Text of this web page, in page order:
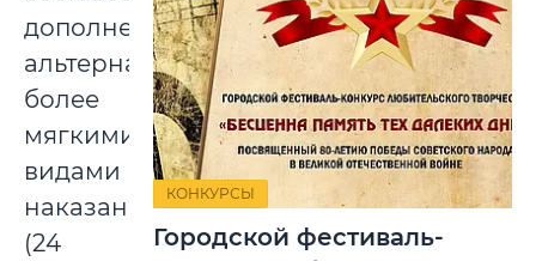
дополнены
альтернативными
более
мягкими
видами
наказаний
(24
КОНКУРСЫ
Городской фестиваль-